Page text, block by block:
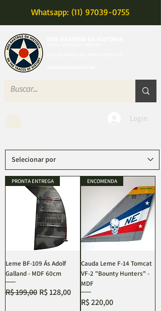
Whatsapp: (11) 97039-0755
Login
PRONTA ENTREGA
Leme BF-109 Ás Adolf
Galland - MDF 60cm
Preço normal
R$ 199,00 Preço promocional
R$ 128,00
ENCOMENDA
Cauda Leme F-14 Tomcat
VF-2 "Bounty Hunters" -
MDF
Preço
R$ 220,00